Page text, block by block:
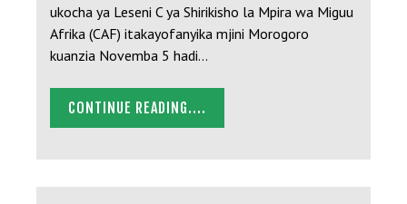
ukocha ya Leseni C ya Shirikisho la Mpira wa Miguu
Afrika (CAF) itakayofanyika mjini Morogoro
kuanzia Novemba 5 hadi…
CONTINUE READING....